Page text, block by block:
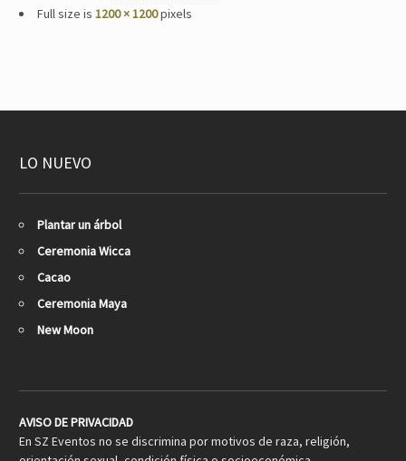
Full size is 1200 × 1200pixels
LO NUEVO
Plantar un árbol
Ceremonia Wicca
Cacao
Ceremonia Maya
New Moon
AVISO DE PRIVACIDAD
En SZ Eventos no se discrimina por motivos de raza, religión,